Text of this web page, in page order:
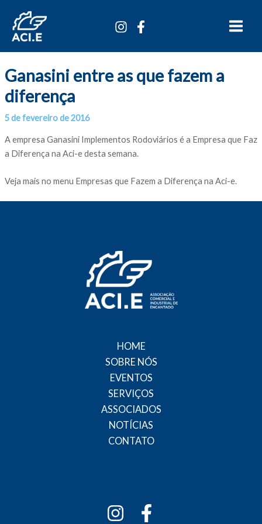
para
Menu
Ganasini entre as que fazem a
diferença
Por
5 de fevereiro de 2016
A empresa Ganasini Implementos Rodoviários é a Empresa que Faz
a Diferença na Aci-e desta semana.
Veja mais no menu Empresas que Fazem a Diferença na Aci-e.
HOME
SOBRE NÓS
EVENTOS
SERVIÇOS
ASSOCIADOS
NOTÍCIAS
CONTATO